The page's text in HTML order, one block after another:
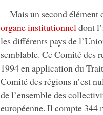
Mais un second élément
organe institutionneldont
les différents pays de
semblable. Ce Comité des
1994 en application du
Comité des régions n’est
de l’ensemble des
européenne. Il compte 344